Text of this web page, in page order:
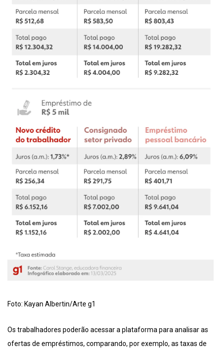
Foto: Kayan Albertin/Arte g1
Os trabalhadores poderão acessar a plataforma para analisar as
ofertas de empréstimos, comparando, por exemplo, as taxas de